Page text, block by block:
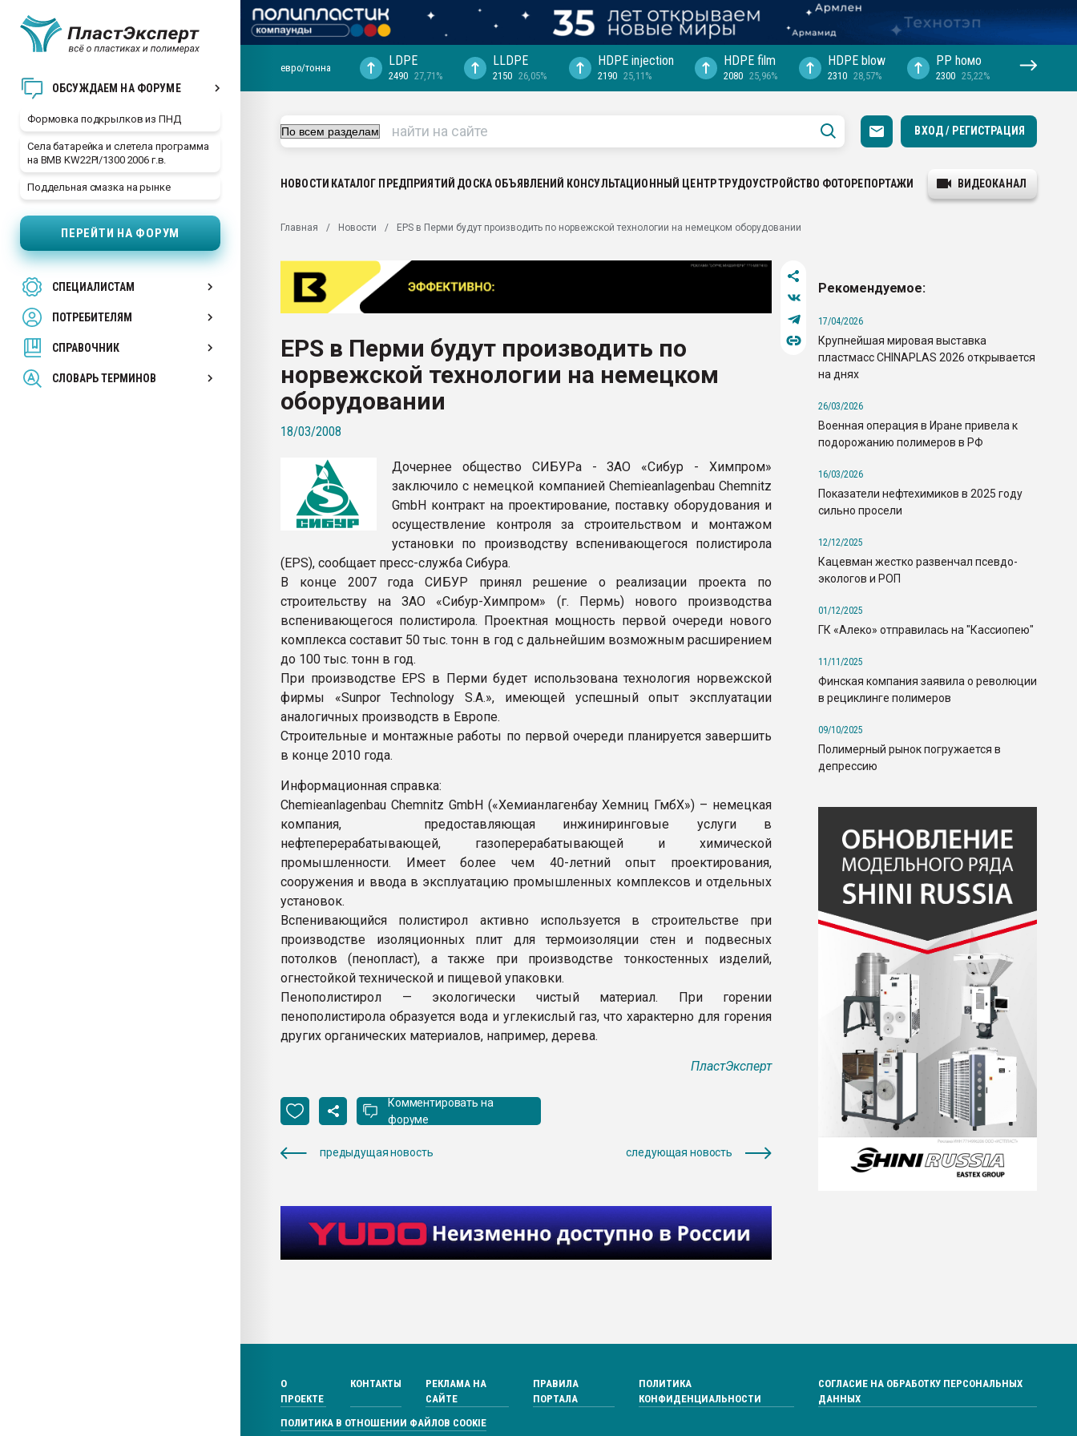
ОБСУЖДАЕМ НА ФОРУМЕ
Формовка подкрылков из ПНД
Села батарейка и слетела программа
на BMB KW22PI/1300 2006 г.в.
Поддельная смазка на рынке
ПЕРЕЙТИ НА ФОРУМ
СПЕЦИАЛИСТАМ
ПОТРЕБИТЕЛЯМ
СПРАВОЧНИК
СЛОВАРЬ ТЕРМИНОВ
29.07.2026 ФРП помог "Ижевскому
Вакуум-формовочные машины:
28.07.2026 Автоматизация выходит на
первый план в переработке
пластмасс
ситуацией на строительном рынке
Всё, что касается выдува ПЭТ
бутылок
ПЕРЕЙТИ НА ФОРУМ
евро/тонна LDPE
2490 27,71%
LLDPE
2150 26,05%
HDPE injection
2190 25,11%
HDPE film
2080 25,96%
HDPE blow
2310 28,57%
PP hомо
2300 25,22%
ВХОД / РЕГИСТРАЦИЯ
НОВОСТИ КАТАЛОГ ПРЕДПРИЯТИЙ ДОСКА ОБЪЯВЛЕНИЙ КОНСУЛЬТАЦИОННЫЙ ЦЕНТРТРУДОУСТРОЙСТВО ФОТОРЕПОРТАЖИ ВИДЕОКАНАЛ
Главная Новости EPS в Перми будут производить по норвежской технологии на немецком оборудовании
EPS в Перми будут производить по
норвежской технологии на немецком
оборудовании
18/03/2008
Дочернее общество СИБУРа - ЗАО «Сибур - Химпром»
заключило с немецкой компанией Chemieanlagenbau Chemnitz
GmbH контракт на проектирование, поставку оборудования и
осуществление контроля за строительством и монтажом
установки по производству вспенивающегося полистирола
(EPS), сообщает пресс-служба Сибура.
В конце 2007 года СИБУР принял решение о реализации проекта по
строительству на ЗАО «Сибур-Химпром» (г. Пермь) нового производства
вспенивающегося полистирола. Проектная мощность первой очереди нового
комплекса составит 50 тыс. тонн в год с дальнейшим возможным расширением
до 100 тыс. тонн в год.
При производстве EPS в Перми будет использована технология норвежской
фирмы «Sunpor Technology S.A.», имеющей успешный опыт эксплуатации
аналогичных производств в Европе.
Строительные и монтажные работы по первой очереди планируется завершить
в конце 2010 года.
Информационная справка:
Chemieanlagenbau Chemnitz GmbH («Хемианлагенбау Хемниц ГмбХ») – немецкая
компания, предоставляющая инжиниринговые услуги в
нефтеперерабатывающей, газоперерабатывающей и химической
промышленности. Имеет более чем 40-летний опыт проектирования,
сооружения и ввода в эксплуатацию промышленных комплексов и отдельных
установок.
Вспенивающийся полистирол активно используется в строительстве при
производстве изоляционных плит для термоизоляции стен и подвесных
потолков (пенопласт), а также при производстве тонкостенных изделий,
огнестойкой технической и пищевой упаковки.
Пенополистирол — экологически чистый материал. При горении
пенополистирола образуется вода и углекислый газ, что характерно для горения
других органических материалов, например, дерева.
ПластЭксперт
Комментировать на
форуме
предыдущая новость следующая новость
Рекомендуемое:
17/04/2026
Крупнейшая мировая выставка
пластмасс CHINAPLAS 2026 открывается
на днях
26/03/2026
Военная операция в Иране привела к
подорожанию полимеров в РФ
16/03/2026
Показатели нефтехимиков в 2025 году
сильно просели
12/12/2025
Кацевман жестко развенчал псевдо-
экологов и РОП
01/12/2025
ГК «Алеко» отправилась на "Кассиопею"
11/11/2025
Финская компания заявила о революции
в рециклинге полимеров
09/10/2025
Полимерный рынок погружается в
депрессию
О
ПРОЕКТЕ
КОНТАКТЫ
РЕКЛАМА НА
САЙТЕ
ПРАВИЛА
ПОРТАЛА
ПОЛИТИКА
КОНФИДЕНЦИАЛЬНОСТИ
СОГЛАСИЕ НА ОБРАБОТКУ ПЕРСОНАЛЬНЫХ
ДАННЫХ
ПОЛИТИКА В ОТНОШЕНИИ ФАЙЛОВ COOKIE